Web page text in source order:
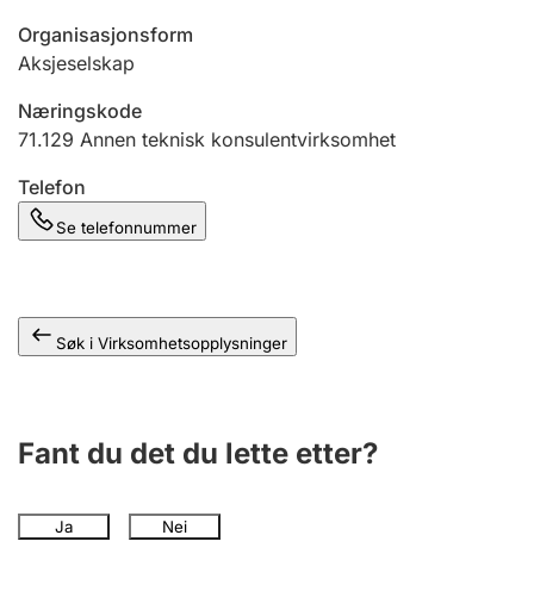
Ektepaktveileder
Offentlig sektor
Andre tema
Organisasjonsform
Aksjeselskap
Næringskode
71.129 Annen teknisk konsulentvirksomhet
Telefon
Se telefonnummer
Søk i Virksomhetsopplysninger
Fant du det du lette etter?
Ja Nei